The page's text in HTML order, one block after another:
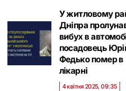
У житловому
Дніпра
вибух в
посадовець
Федько помер в
лікарні
4 квітня 2025, 09:35